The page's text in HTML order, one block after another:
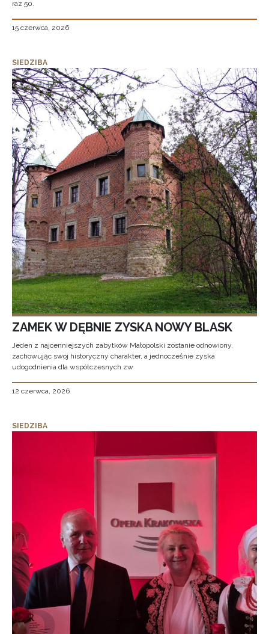
raz 50.
15 czerwca, 2026
SIEDZIBA
ZAMEK W DĘBNIE ZYSKA NOWY BLASK
Jeden z najcenniejszych zabytków Małopolski zostanie odnowiony,
zachowując swój historyczny charakter, a jednocześnie zyska
udogodnienia dla współczesnych zw
12 czerwca, 2026
SIEDZIBA